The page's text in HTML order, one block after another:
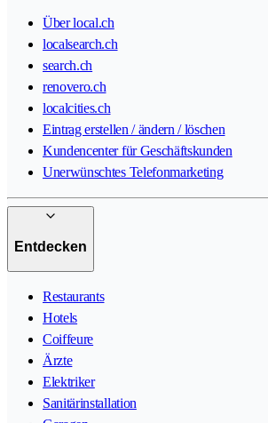
Über local.ch
localsearch.ch
search.ch
renovero.ch
localcities.ch
Eintrag erstellen / ändern / löschen
Kundencenter für Geschäftskunden
Unerwünschtes Telefonmarketing
Entdecken
Restaurants
Hotels
Coiffeure
Ärzte
Elektriker
Sanitärinstallation